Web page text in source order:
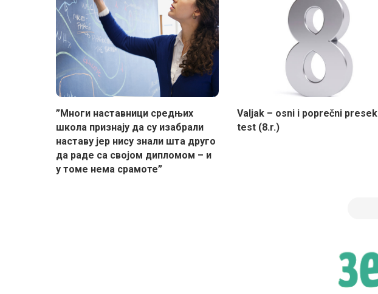
”Многи наставници средњих
школа признају да су изабрали
наставу јер нису знали шта друго
да раде са својом дипломом – и
у томе нема срамоте”
Valjak – osni i poprečni
test (8.r.)